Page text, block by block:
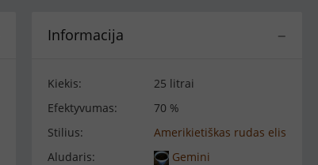
−
Informacija
Kiekis:
25 litrai
Efektyvumas:
70 %
Stilius:
Amerikietiškas rudas elis
Aludaris:
Gemini